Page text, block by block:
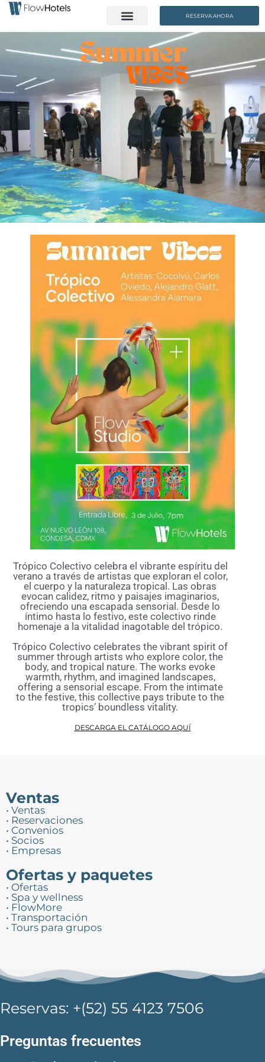
RESERVA AHORA
Trópico Colectivo celebra el vibrante espíritu del
verano a través de artistas que exploran el color,
el cuerpo y la naturaleza tropical. Las obras
evocan calidez, ritmo y paisajes imaginarios,
ofreciendo una escapada sensorial. Desde lo
íntimo hasta lo festivo, este colectivo rinde
homenaje a la vitalidad inagotable del trópico.
Trópico Colectivo celebrates the vibrant spirit of
summer through artists who explore color, the
body, and tropical nature. The works evoke
warmth, rhythm, and imagined landscapes,
offering a sensorial escape. From the intimate
to the festive, this collective pays tribute to the
tropics’ boundless vitality.
DESCARGA EL CATÁLOGO AQUÍ
Ventas
• Ventas
• Reservaciones
• Convenios
• Socios
• Empresas
Ofertas y paquetes
• Ofertas
• Spa y wellness
• FlowMore
• Transportación
• Tours para grupos
Reservas: +(52) 55 4123 7506
Preguntas frecuentes